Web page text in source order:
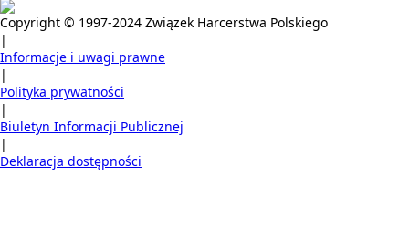
Copyright © 1997-2024 Związek Harcerstwa Polskiego
|
Informacje i uwagi prawne
|
Polityka prywatności
|
Biuletyn Informacji Publicznej
|
Deklaracja dostępności